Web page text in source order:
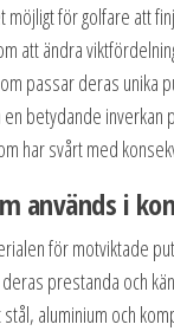
möjligt för golfare att
att ändra
passar deras unika
en betydande inverkan
har svårt med
används i
för motviktade
prestanda och
aluminium och